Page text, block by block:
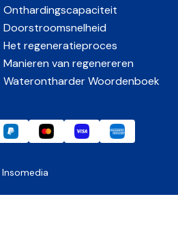
Onthardingscapaciteit
Doorstroomsnelheid
Het regeneratieproces
Manieren van regenereren
Waterontharder Woordenboek
Insomedia